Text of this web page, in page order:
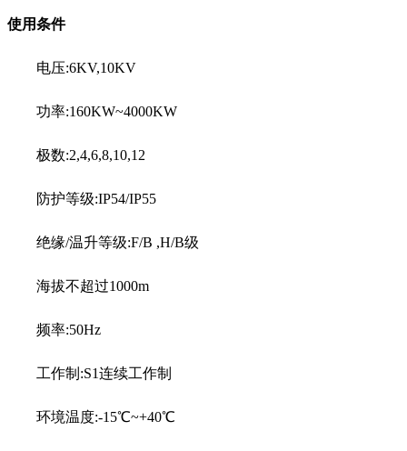
使用条件
电压:6KV,10KV
功率:160KW~4000KW
极数:2,4,6,8,10,12
防护等级:IP54/IP55
绝缘/温升等级:F/B ,H/B级
海拔不超过1000m
频率:50Hz
工作制:S1连续工作制
环境温度:-15℃~+40℃